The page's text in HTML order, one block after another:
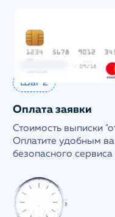
Шаг 2
Оплата заявки
Стоимость выписки
Оплатите удобным
безопасного